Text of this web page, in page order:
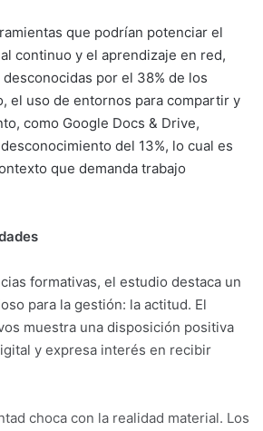
que podrían potenciar el
continuo y el aprendizaje en red,
por el 38% de los
el uso de entornos para compartir y
como Google Docs & Drive,
del 13%, lo cual es
que demanda trabajo
formativas, el estudio destaca un
para la gestión: la actitud. El
muestra una disposición positiva
y expresa interés en recibir
choca con la realidad material. Los